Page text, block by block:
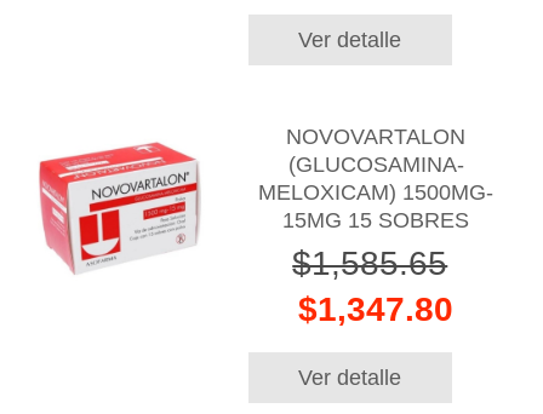
Ver detalle
NOVOVARTALON
(GLUCOSAMINA-
MELOXICAM) 1500MG-
15MG 15 SOBRES
$1,585.65
$1,347.80
Ver detalle